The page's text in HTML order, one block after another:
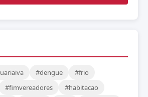
#dengue
#frio
#fimvereadores
#habitacao